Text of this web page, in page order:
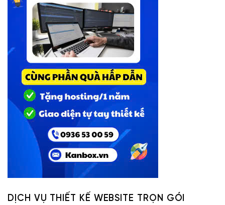
DỊCH VỤ THIẾT KẾ WEBSITE TRỌN GÓI